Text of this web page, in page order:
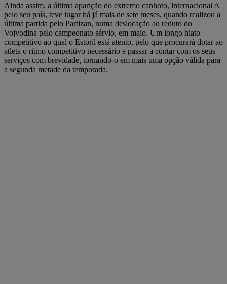
Ainda assim, a última aparição do extremo canhoto, internacional A
pelo seu país, teve lugar há já mais de sete meses, quando realizou a
última partida pelo Partizan, numa deslocação ao reduto do
Vojvodina pelo campeonato sérvio, em maio. Um longo hiato
competitivo ao qual o Estoril está atento, pelo que procurará dotar ao
atleta o ritmo competitivo necessário e passar a contar com os seus
serviços com brevidade, tornando-o em mais uma opção válida para
a segunda metade da temporada.